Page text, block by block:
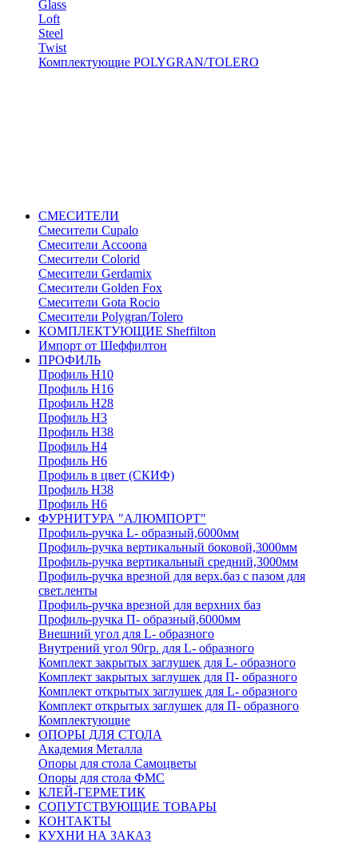
Glass
Loft
Steel
Twist
Комплектующие POLYGRAN/TOLERO
СМЕСИТЕЛИ
Cмесители Cupalo
Смесители Accoona
Смесители Colorid
Смесители Gerdamix
Смесители Golden Fox
Смесители Gota Rocio
Смесители Polygran/Tolero
КОМПЛЕКТУЮЩИЕ Sheffilton
Импорт от Шеффилтон
ПРОФИЛЬ
Профиль H10
Профиль H16
Профиль H28
Профиль H3
Профиль H38
Профиль H4
Профиль H6
Профиль в цвет (СКИФ)
Профиль H38
Профиль H6
ФУРНИТУРА "АЛЮМПОРТ"
Профиль-ручка L- образный,6000мм
Профиль-ручка вертикальный боковой,3000мм
Профиль-ручка вертикальный средний,3000мм
Профиль-ручка врезной для верх.баз с пазом для
свет.ленты
Профиль-ручка врезной для верхних баз
Профиль-ручка П- образный,6000мм
Внешний угол для L- образного
Внутрений угол 90гр. для L- образного
Комплект закрытых заглушек для L- образного
Комплект закрытых заглушек для П- образного
Комплект открытых заглушек для L- образного
Комплект открытых заглушек для П- образного
Комплектующие
ОПОРЫ ДЛЯ СТОЛА
Академия Металла
Опоры для стола Самоцветы
Опоры для стола ФМС
КЛЕЙ-ГЕРМЕТИК
СОПУТСТВУЮЩИЕ ТОВАРЫ
КОНТАКТЫ
КУХНИ НА ЗАКАЗ